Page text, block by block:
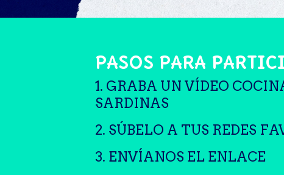
PASOS PARA
1. GRABA UN VÍDEO
SARDINAS
2. SÚBELO A TUS REDES
3. ENVÍANOS EL ENLACE